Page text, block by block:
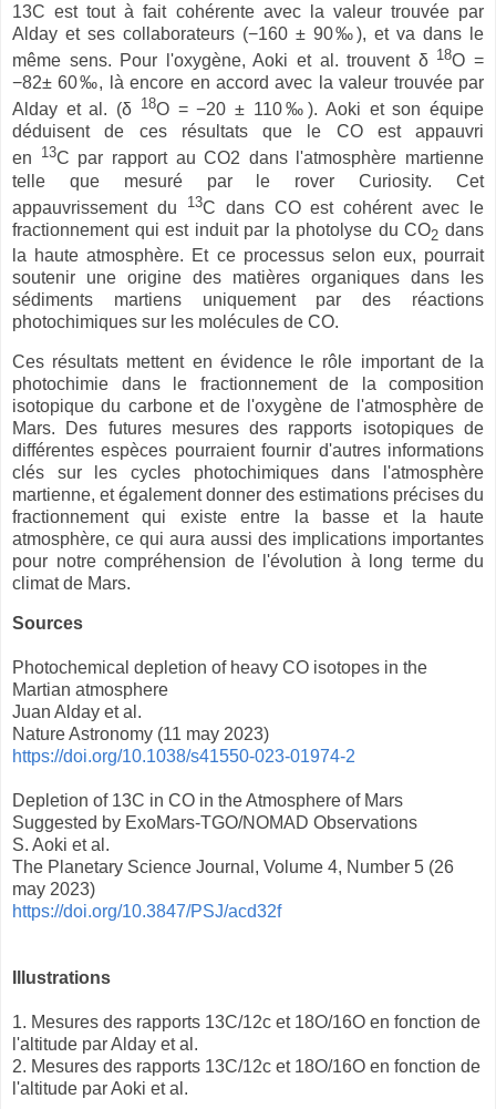
13C est tout à fait cohérente avec la valeur trouvée par
Alday et ses collaborateurs (−160 ± 90‰), et va dans le
même sens. Pour l'oxygène, Aoki et al. trouvent δ 18O =
−82± 60‰, là encore en accord avec la valeur trouvée par
Alday et al. (δ 18O = −20 ± 110‰). Aoki et son équipe
déduisent de ces résultats que le CO est appauvri
en
13C par rapport au CO2 dans l'atmosphère martienne
telle que mesuré par le rover Curiosity. Cet
appauvrissement du
13C dans CO est cohérent avec le
fractionnement qui est induit par la photolyse du CO2 dans
la haute atmosphère. Et ce processus selon eux, pourrait
soutenir une origine des matières organiques dans les
sédiments martiens uniquement par des réactions
photochimiques sur les molécules de CO.
Ces résultats mettent en évidence le rôle important de la
photochimie dans le fractionnement de la composition
isotopique du carbone et de l'oxygène de l'atmosphère de
Mars. Des futures mesures des rapports isotopiques de
différentes espèces pourraient fournir d'autres informations
clés sur les cycles photochimiques dans l'atmosphère
martienne, et également donner des estimations précises du
fractionnement qui existe entre la basse et la haute
atmosphère, ce qui aura aussi des implications importantes
pour notre compréhension de l'évolution à long terme du
climat de Mars.
Sources
Photochemical depletion of heavy CO isotopes in the
Martian atmosphere
Juan Alday et al.
Nature Astronomy (11 may 2023)
https://doi.org/10.1038/s41550-023-01974-2
Depletion of 13C in CO in the Atmosphere of Mars
Suggested by ExoMars-TGO/NOMAD Observations
S. Aoki et al.
The Planetary Science Journal, Volume 4, Number 5 (26
may 2023)
https://doi.org/10.3847/PSJ/acd32f
Illustrations
1. Mesures des rapports 13C/12c et 18O/16O en fonction de
l'altitude par Alday et al.
2. Mesures des rapports 13C/12c et 18O/16O en fonction de
l'altitude par Aoki et al.